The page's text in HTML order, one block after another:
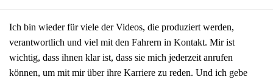
Ich bin wieder für viele der Videos, die produziert werden,
verantwortlich und viel mit den Fahrern in Kontakt. Mir ist
wichtig, dass ihnen klar ist, dass sie mich jederzeit anrufen
können, um mit mir über ihre Karriere zu reden. Und ich gebe